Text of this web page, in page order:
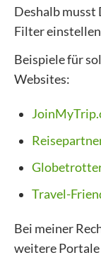
Deshalb musst
Filter
Beispiele für
Websites:
Travel-
Bei meiner
weitere Portale